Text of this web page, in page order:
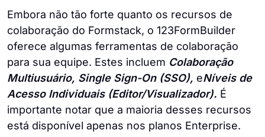
Embora não tão forte quanto os recursos de
colaboração do Formstack, o 123FormBuilder
oferece algumas ferramentas de colaboração
para sua equipe. Estes incluem Colaboração
Multiusuário, Single Sign-On (SSO), eNíveis de
Acesso Individuais (Editor/Visualizador). É
importante notar que a maioria desses recursos
está disponível apenas nos planos Enterprise.